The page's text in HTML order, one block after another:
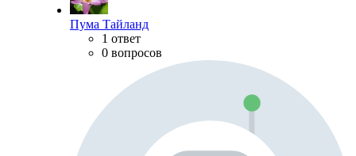
Пума Тайланд
1 ответ
0 вопросов